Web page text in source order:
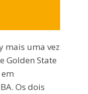
mais uma vez
Golden State
Os dois